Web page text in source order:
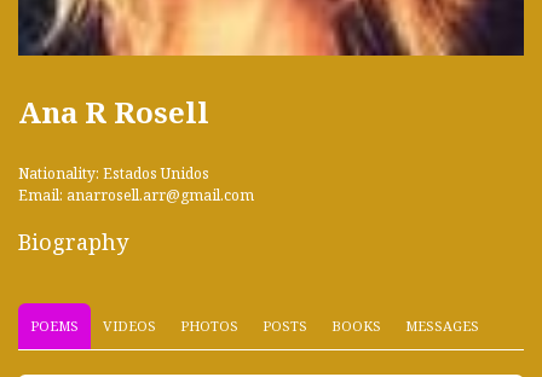
Ana R Rosell
Nationality: Estados Unidos
Email: anarrosell.arr@gmail.com
Biography
POEMS VIDEOS PHOTOS POSTS BOOKS MESSAGES